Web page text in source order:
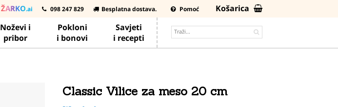
ŽARKO.ai 098 247 829 Besplatna dostava. Pomoć
Košarica
Noževi i
pribor
Pokloni
i bonovi
Savjeti
i recepti
Classic Vilice za meso 20 cm